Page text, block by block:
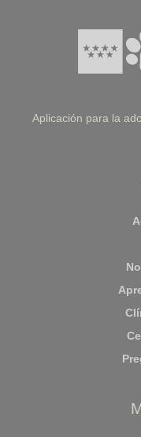
Aplicación para la